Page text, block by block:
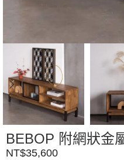
BEBOP 附網狀金
NT$35,600